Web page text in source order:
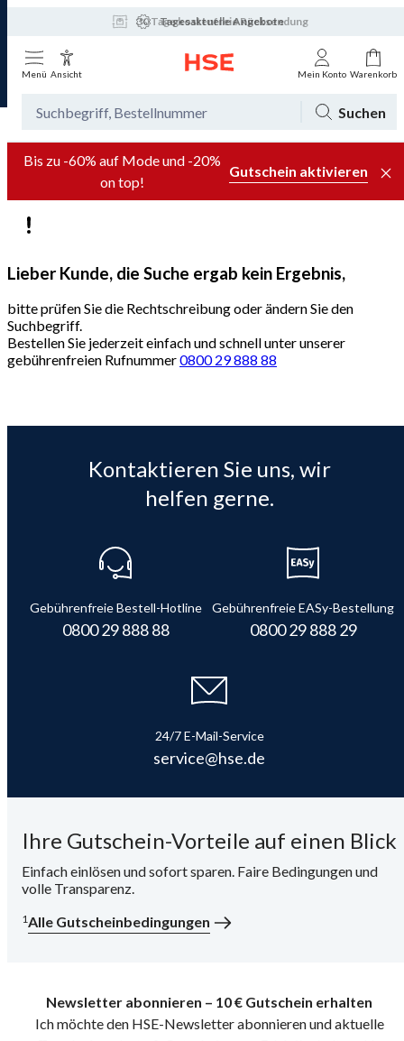
30 Tage kostenfreie Rücksendung
Tagesaktuelle Angebote
Menü Ansicht Mein Konto Warenkorb
Suchen
Bis zu -60% auf Mode und -20%
on top!
Gutschein aktivieren
Lieber Kunde, die Suche ergab kein Ergebnis,
bitte prüfen Sie die Rechtschreibung oder ändern Sie den
Suchbegriff.
Bestellen Sie jederzeit einfach und schnell unter unserer
gebührenfreien Rufnummer0800 29 888 88
Kontaktieren Sie uns, wir
helfen gerne.
Gebührenfreie Bestell-Hotline
0800 29 888 88
Gebührenfreie EASy-Bestellung
0800 29 888 29
24/7 E-Mail-Service
service@hse.de
Ihre Gutschein-Vorteile auf einen Blick
Einfach einlösen und sofort sparen. Faire Bedingungen und
volle Transparenz.
1Alle Gutscheinbedingungen
Newsletter abonnieren – 10 € Gutschein erhalten
Ich möchte den HSE-Newsletter abonnieren und aktuelle